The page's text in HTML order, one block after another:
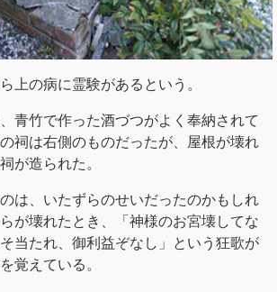
上の病に霊験があるという。
青竹で作った酒づつがよく奉納されて
祠は右側のものだったが、屋根が壊れ
が造られた。
は、いたずらのせいだったのかもしれ
が壊れたとき、「神様のお宮壊してな
当たれ、御利益ぞなし」という狂歌が
覚えている。